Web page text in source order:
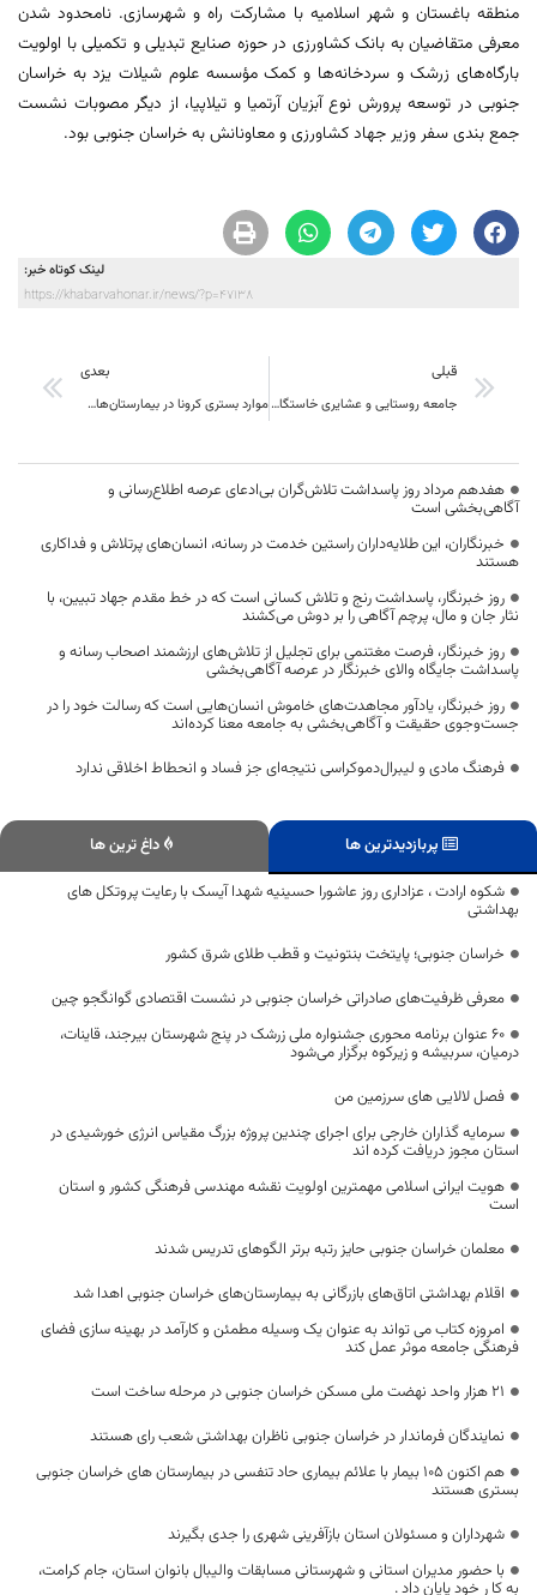
منطقه باغستان و شهر اسلامیه با مشارکت راه و شهرسازی. نامحدود شدن
معرفی متقاضیان به بانک کشاورزی در حوزه صنایع تبدیلی و تکمیلی با اولویت
بارگاه‌های زرشک و سردخانه‌ها و کمک مؤسسه علوم شیلات یزد به خراسان
جنوبی در توسعه پرورش نوع آبزیان آرتمیا و تیلاپیا، از دیگر مصوبات نشست
جمع بندی سفر وزیر جهاد کشاورزی و معاونانش به خراسان جنوبی بود.
لینک کوتاه خبر:
https://khabarvahonar.ir/news/?p=47138
قبلی
جامعه روستایی و عشایری خاستگاه تمدن بشری است
بعدی
موارد بستری کرونا در بیمارستان‌های خراسان جنوبی افزایش شدید دارد
هفدهم مرداد روز پاسداشت تلاش‌گران بی‌ادعای عرصه اطلاع‌رسانی و
آگاهی‌بخشی است
خبرنگاران، این طلایه‌داران راستین خدمت در رسانه، انسان‌های پرتلاش و فداکاری
هستند
روز خبرنگار، پاسداشت رنج و تلاش کسانی است که در خط مقدم جهاد تبیین، با
نثار جان و مال، پرچم آگاهی را بر دوش می‌کشند
روز خبرنگار، فرصت مغتنمی برای تجلیل از تلاش‌های ارزشمند اصحاب رسانه و
پاسداشت جایگاه والای خبرنگار در عرصه آگاهی‌بخشی
روز خبرنگار، یادآور مجاهدت‌های خاموش انسان‌هایی است که رسالت خود را در
جست‌وجوی حقیقت و آگاهی‌بخشی به جامعه معنا کرده‌اند
فرهنگ مادی و لیبرال‌دموکراسی نتیجه‌ای جز فساد و انحطاط اخلاقی ندارد
پربازدیدترین ها
داغ ترین ها
شکوه ارادت ، عزاداری روز عاشورا حسینیه شهدا آیسک با رعایت پروتکل های
بهداشتی
خراسان جنوبی؛ پایتخت بنتونیت و قطب طلای شرق کشور
معرفی ظرفیت‌های صادراتی خراسان جنوبی در نشست اقتصادی گوانگجو چین
۶۰ عنوان برنامه محوری جشنواره ملی زرشک در پنج شهرستان بیرجند، قاینات،
درمیان، سربیشه و زیرکوه برگزار می‌شود
فصل لالایی های سرزمین من
سرمایه گذاران خارجی برای اجرای چندین پروژه بزرگ مقیاس انرژی خورشیدی در
استان مجوز دریافت کرده اند
هویت ایرانی اسلامی مهمترین اولویت نقشه مهندسی فرهنگی کشور و استان
است
معلمان خراسان جنوبی حایز رتبه برتر الگوهای تدریس شدند
اقلام بهداشتی اتاق‌های بازرگانی به بیمارستان‌های خراسان جنوبی اهدا شد
امروزه کتاب می تواند به عنوان یک وسیله مطمئن و کارآمد در بهینه سازی فضای
فرهنگی جامعه موثر عمل کند
۲۱ هزار واحد نهضت ملی مسکن خراسان جنوبی در مرحله ساخت است
نمایندگان فرماندار در خراسان جنوبی ناظران بهداشتی شعب رای هستند
هم اکنون 105 بیمار با علائم بیماری حاد تنفسی در بیمارستان های خراسان جنوبی
بستری هستند
شهرداران و مسئولان استان بازآفرینی شهری را جدی بگیرند
با حضور مدیران استانی و شهرستانی مسابقات والیبال بانوان استان، جام کرامت،
به کا ر خود پایان داد .